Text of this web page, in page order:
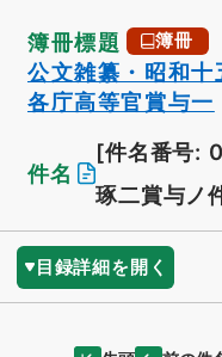
簿冊標題 簿冊
公文雑纂・昭和十
各庁高等官賞与一
件名
[件名番号:
琢二賞与ノ
目録詳細を開く